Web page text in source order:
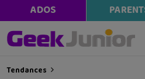
ADOS
Tendances